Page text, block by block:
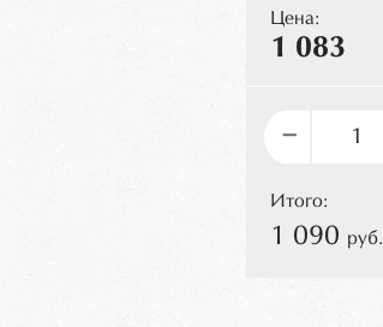
Цена:
1 083
–
Итого:
1 090 руб.